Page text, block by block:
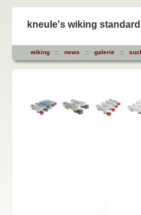
kneule's wiking
wiking :: news :: galerie ::